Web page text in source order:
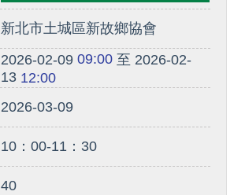
新北市土城區新故鄉協會
2026-02-0909:00至 2026-02-
1312:00
2026-03-09
10：00-11：30
40